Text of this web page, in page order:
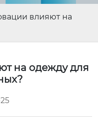
влияют на
на одежду для